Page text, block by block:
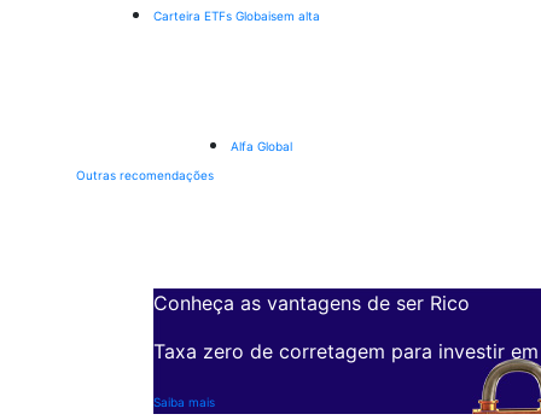
Carteira ETFs Globaisem alta
Alfa Global
Outras recomendações
Conheça as vantagens de ser Rico
Taxa zero de corretagem para investir
Saiba mais